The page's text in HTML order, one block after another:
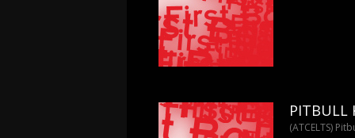
PITBULL
(ATCELTS)